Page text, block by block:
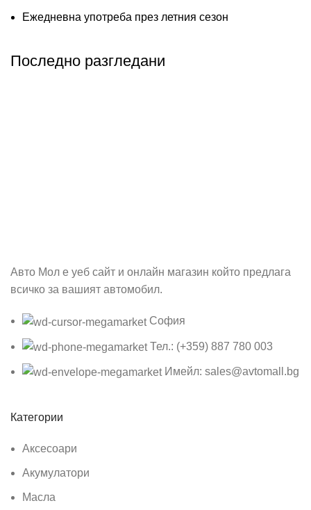
Ежедневна употреба през летния сезон
Последно разгледани
Авто Мол е уеб сайт и онлайн магазин който предлага
всичко за вашият автомобил.
София
Тел.: (+359) 887 780 003
Имейл: sales@avtomall.bg
Категории
Аксесоари
Акумулатори
Масла